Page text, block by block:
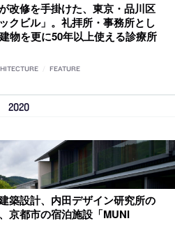
改修を手掛けた、東京・品川区
クビル」。礼拝所・事務所とし
物を更に50年以上使える診療所
FEATURE
2020
築設計、内田デザイン研究所の
京都市の宿泊施設「MUNI